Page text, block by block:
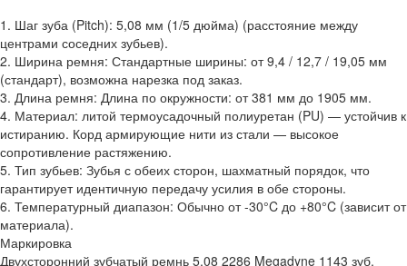
1. Шаг зуба (Pitch): 5,08 мм (1/5 дюйма) (расстояние между
центрами соседних зубьев).
2. Ширина ремня: Стандартные ширины: от 9,4 / 12,7 / 19,05 мм
(стандарт), возможна нарезка под заказ.
3. Длина ремня: Длина по окружности: от 381 мм до 1905 мм.
4. Материал: литой термоусадочный полиуретан (PU) — устойчив к
истиранию. Корд армирующие нити из стали — высокое
сопротивление растяжению.
5. Тип зубьев: Зубья с обеих сторон, шахматный порядок, что
гарантирует идентичную передачу усилия в обе стороны.
6. Температурный диапазон: Обычно от -30°C до +80°C (зависит от
материала).
Маркировка
Двухсторонний зубчатый ремнь 5.08 2286 Megadyne 1143 зуб.